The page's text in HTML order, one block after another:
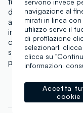
drammatico,
aggiunge un tocco
insieme per creare
con un effetto
sguardo. Facile da
per chi vuole
COMPOSIZIONE E
navigazione al
mirati in linea
utilizzo serve il
di profilazione
selezionarli
clicca su
informazioni
Accetta
cookie